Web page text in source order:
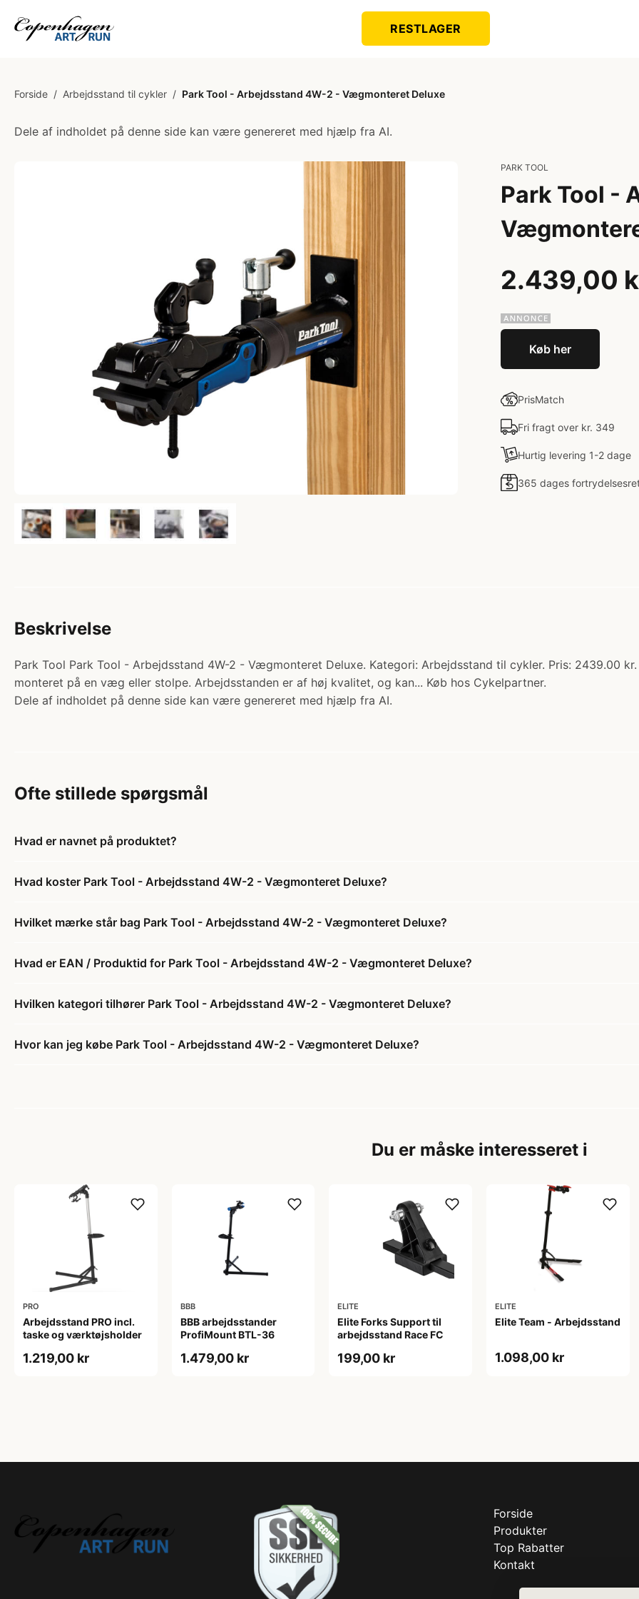
RESTLAGER
Forside / Arbejdsstand til cykler / Park Tool - Arbejdsstand 4W-2 - Vægmonteret Deluxe
Dele af indholdet på denne side kan være genereret med hjælp fra AI.
PARK TOOL
Park Tool -
2.439,00
Køb her
PrisMatch
Fri fragt over kr. 349
Hurtig levering 1-2 dage
365 dages
Beskrivelse
Park Tool Park Tool - Arbejdsstand 4W-2 - Vægmonteret Deluxe. Kategori: Arbejdsstand til cykler. Pris: 2439.00
monteret på en væg eller stolpe. Arbejdsstanden er af høj kvalitet, og kan... Køb hos Cykelpartner.
Dele af indholdet på denne side kan være genereret med hjælp fra AI.
Ofte stillede spørgsmål
Hvad er navnet på produktet?
Hvad koster Park Tool - Arbejdsstand 4W-2 - Vægmonteret Deluxe?
Hvilket mærke står bag Park Tool - Arbejdsstand 4W-2 - Vægmonteret Deluxe?
Hvad er EAN / Produktid for Park Tool - Arbejdsstand 4W-2 - Vægmonteret Deluxe?
Hvilken kategori tilhører Park Tool - Arbejdsstand 4W-2 - Vægmonteret Deluxe?
Hvor kan jeg købe Park Tool - Arbejdsstand 4W-2 - Vægmonteret Deluxe?
Du er måske interesseret i
PRO
Arbejdsstand PRO incl.
taske og værktøjsholder
1.219,00 kr
BBB
BBB arbejdsstander
ProfiMount BTL-36
1.479,00 kr
ELITE
Elite Forks Support til
arbejdsstand Race FC
199,00 kr
ELITE
Elite Team - Arbejdsstand
1.098,00 kr
Forside
Produkter
Top Rabatter
Kontakt